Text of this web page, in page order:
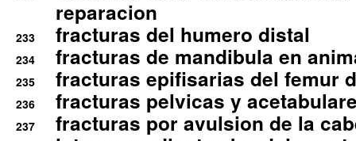
reparacion
233 fracturas del humero distal
234 fracturas de mandibula en
235 fracturas epifisarias del femur
236 fracturas pelvicas y
237
fracturas por avulsion de la